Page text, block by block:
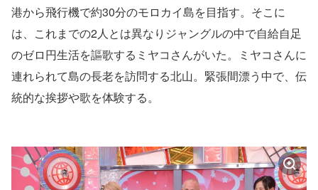
港から飛行機で約30分のモロカイ島を目指す。そこに
は、これまでの2人とは異なりジャングルの中で自給自足
のゼロ円生活を謳歌するミヤコさんがいた。ミヤコさんに
連れられて島の長老を訪問する北山。緊張間漂う中で、伝
統的な挨拶や歌を体験する。